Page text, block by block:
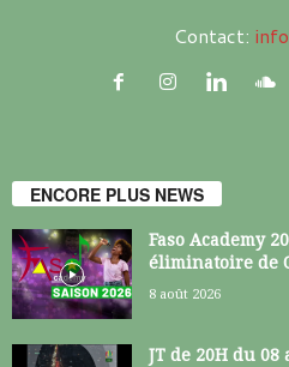
Contact:
ENCORE PLUS NEWS
Faso Academy
éliminatoire de
8 août 2026
JT de 20H du 08